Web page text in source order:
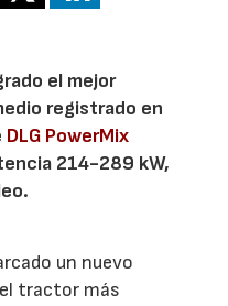
el mejor
registrado en
DLG PowerMix
214-289 kW,
un nuevo
tractor más